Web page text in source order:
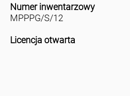
Numer inwentarzowy
MPPPG/S/12
Licencja otwarta